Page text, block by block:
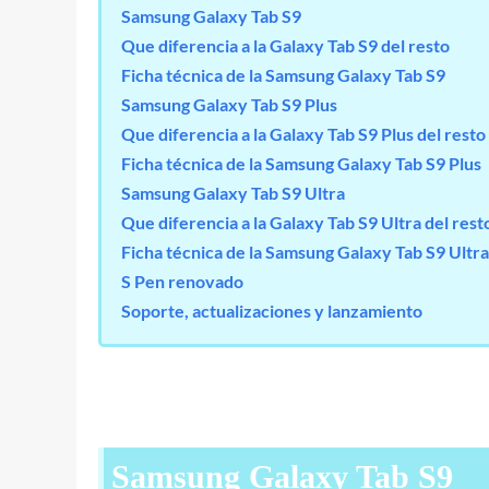
Samsung Galaxy Tab S9
Que diferencia a la Galaxy Tab S9 del resto
Ficha técnica de la Samsung Galaxy Tab S9
Samsung Galaxy Tab S9 Plus
Que diferencia a la Galaxy Tab S9 Plus del resto
Ficha técnica de la Samsung Galaxy Tab S9 Plus
Samsung Galaxy Tab S9 Ultra
Que diferencia a la Galaxy Tab S9 Ultra del
Ficha técnica de la Samsung Galaxy Tab S9 Ultra
S Pen renovado
Soporte, actualizaciones y lanzamiento
Samsung Galaxy Tab S9